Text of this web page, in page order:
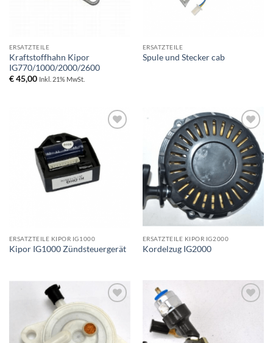
ERSATZTEILE
Kraftstoffhahn Kipor
IG770/1000/2000/2600
€45,00 Inkl. 21% MwSt.
ERSATZTEILE
Spule und Stecker cab
wenslijst
ERSATZTEILE KIPOR IG1000
Kipor IG1000 Zündsteuergerät
Toevoegen
aan
wenslijst
ERSATZTEILE KIPOR IG2000
Kordelzug IG2000
Toevoegen
aan
wenslijst